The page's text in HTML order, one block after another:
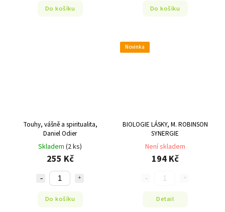
Do košíku Do košíku
Touhy, vášně a spiritualita,
Daniel Odier
Skladem (2 ks)
255 Kč
Do košíku
Novinka
BIOLOGIE LÁSKY, M. ROBINSON
SYNERGIE
Není skladem
194 Kč
Detail